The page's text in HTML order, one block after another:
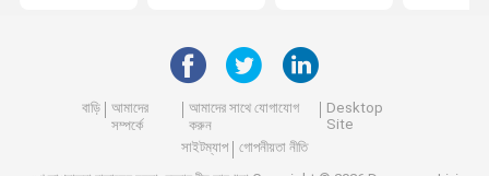
আঠালো টেস্টিং যন্ত্রপাতি
বাড়ি
আমাদের
সম্পর্কে
আমাদের সাথে যোগাযোগ
করুন
Desktop
Site
সাইটম্যাপ
গোপনীয়তা নীতি